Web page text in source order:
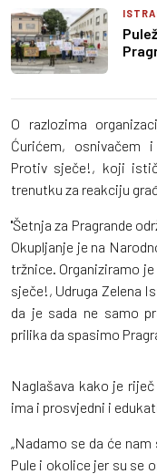
O razlozima
Ćurićem, osnivačem
Protiv sječe!, koji
trenutku za reakciju
''Šetnja za Pragrande
Okupljanje je na
tržnice. Organiziramo
sječe!, Udruga Zelena
da je sada ne samo
prilika da spasimo
Naglašava kako je
ima i prosvjedni i
„Nadamo se da će
Pule i okolice jer su se